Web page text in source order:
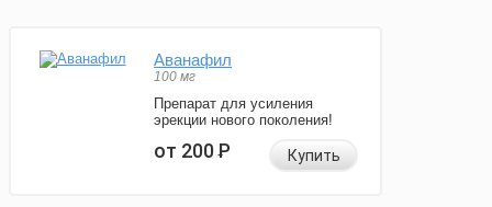
Аванафил
100 мг
Препарат для усиления
эрекции нового поколения!
от 200Р Купить